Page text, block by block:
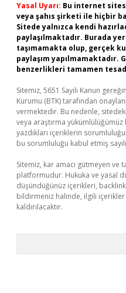
Yasal Uyarı: Bu internet
veya şahıs şirketi ile hiçbir
Sitede yalnızca kendi
paylaşılmaktadır. Burada
taşımamakta olup, gerçek
paylaşım
benzerlikleri tamamen
Sitemiz, 5651 Sayılı Kanun
Kurumu (BTK) tarafından
vermektedir. Bu nedenle,
veya araştırma
yazdıkları içeriklerin
bu sorumluluğu kabul etmiş
Sitemiz, kar amacı gütmeyen ve
platformudur. Hukuka ve yasal
düşündüğünüz içerikleri,
bildirmeniz halinde, ilgili
kaldırılacaktır.